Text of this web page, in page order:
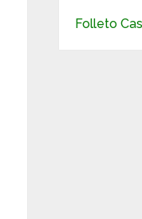
Folleto